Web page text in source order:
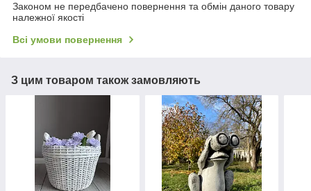
Законом не передбачено повернення та обмін даного товару
належної якості
Всі умови повернення
З цим товаром також замовляють